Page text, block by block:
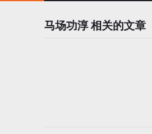
马场功淳相关的文章